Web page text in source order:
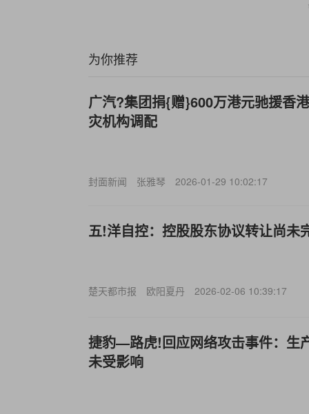
为你推荐
广汽?集团捐{赠}600万港元驰援香
灾机构调配
封面新闻 张雅琴 2026-01-29 10:02:17
五!洋自控：控股股东协议转让尚未
楚天都市报 欧阳夏丹 2026-02-06 10:39:17
捷豹—路虎!回应网络攻击事件：生
未受影响